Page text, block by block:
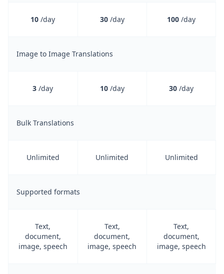
10 /day 30/day 100 /day
Image to Image Translations
3 /day 10/day 30 /day
Bulk Translations
Unlimited Unlimited Unlimited
Supported formats
Text,
document,
image, speech
Text,
document,
image, speech
Text,
document,
image, speech